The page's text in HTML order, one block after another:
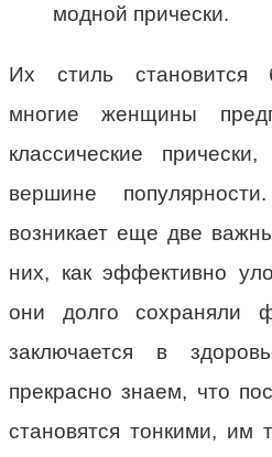
модной прически.
Их стиль становится
многие женщины
классические
вершине
возникает еще две
них, как эффективно
они долго сохраняли
заключается в
прекрасно знаем, что
становятся тонкими, им